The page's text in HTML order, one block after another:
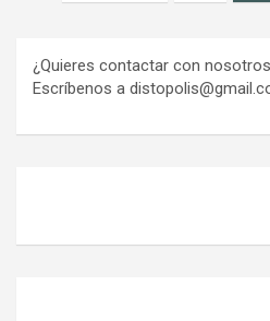
¿Quieres contactar con
Escríbenos a